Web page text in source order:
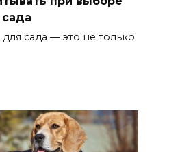
сада — это не только